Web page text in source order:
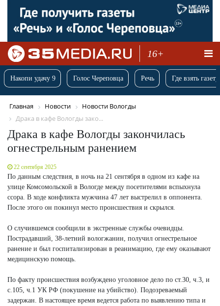
16+
Накопи удачу 9 Голос Череповца Речь Где взять
Главная Новости
Новости Вологды
Драка в кафе Вологды зако...
Драка в кафе Вологды закончилась
огнестрельным ранением
22 сентября 2025
По данным следствия, в ночь на 21 сентября в одном из кафе на
улице Комсомольской в Вологде между посетителями вспыхнула
ссора. В ходе конфликта мужчина 47 лет выстрелил в оппонента.
После этого он покинул место происшествия и скрылся.
О случившемся сообщили в экстренные службы очевидцы.
Пострадавший, 38-летний вологжанин, получил огнестрельное
ранение и был госпитализирован в реанимацию, где ему оказывают
медицинскую помощь.
По факту происшествия возбуждено уголовное дело по ст.30, ч.3, и
с.105, ч.1 УК РФ (покушение на убийство). Подозреваемый
задержан. В настоящее время ведется работа по выявлению типа и